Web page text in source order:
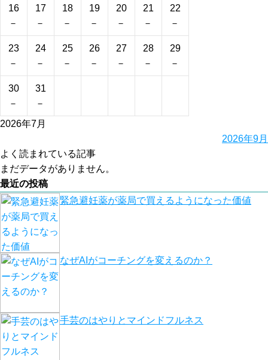
16
－
17
－
18
－
19
－
20
－
21
－
22
－
23
－
24
－
25
－
26
－
27
－
28
－
29
－
30
－
31
－
2026年7月
2026年9月
よく読まれている記事
まだデータがありません。
最近の投稿
緊急避妊薬が薬局で買えるようになった価値
なぜAIがコーチングを変えるのか？
手芸のはやりとマインドフルネス